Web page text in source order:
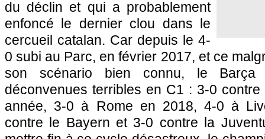
du déclin et qui a probablement
enfoncé le dernier clou dans le
cercueil catalan. Car depuis le 4-
0 subi au Parc, en février 2017, et ce
son scénario bien connu, le
déconvenues terribles en C1 : 3-0
année, 3-0 à Rome en 2018, 4-0 à
contre le Bayern et 3-0 contre la